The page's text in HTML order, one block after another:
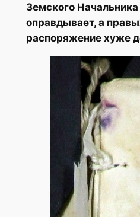
Земского
оправдывает, а
распоряжение хуже